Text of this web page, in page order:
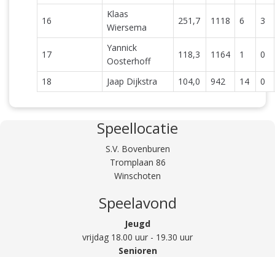
16
Klaas
Wiersema
251,7 1118 6 3
17
Yannick
Oosterhoff
118,3 1164 1 0
18 Jaap Dijkstra 104,0 942 14 0
Speellocatie
S.V. Bovenburen
Tromplaan 86
Winschoten
Speelavond
Jeugd
vrijdag 18.00 uur - 19.30 uur
Senioren